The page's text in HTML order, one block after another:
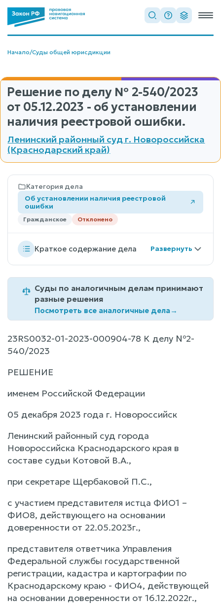
Начало/Суды общей юрисдикции
Решение по делу № 2-540/2023
от 05.12.2023 - об установлении
наличия реестровой ошибки.
Ленинский районный суд г. Новороссийска
(Краснодарский край)
Категория дела
Об установлении наличия реестровой
ошибки
Гражданское Отклонено
Краткое содержание дела
Суды по аналогичным делам принимают
разные решения
Посмотреть все аналогичные дела→
23RS0032-01-2023-000904-78 К делу №2-
540/2023
РЕШЕНИЕ
именем Российской Федерации
05 декабря 2023 года г. Новороссийск
Ленинский районный суд города
Новороссийска Краснодарского края в
составе судьи Котовой В.А.,
при секретаре Щербаковой П.С.,
с участием представителя истца ФИО1 –
ФИО8, действующего на основании
доверенности от 22.05.2023г.,
представителя ответчика Управления
Федеральной службы государственной
регистрации, кадастра и картографии по
Краснодарскому краю - ФИО4, действующей
на основании доверенности от 16.12.2022г.,